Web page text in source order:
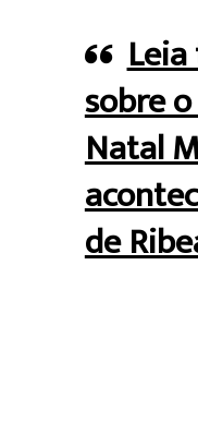
sobre
Natal
de